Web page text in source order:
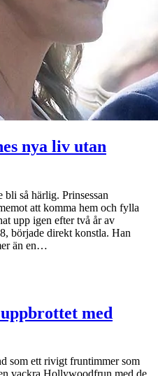
nya liv utan
bli så härlig. Prinsessan
att komma hem och fylla
upp igen efter två år av
började direkt konstla. Han
än en…
med
som ett rivigt fruntimmer som